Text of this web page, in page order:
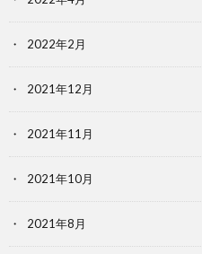
2022年2月
2021年12月
2021年11月
2021年10月
2021年8月